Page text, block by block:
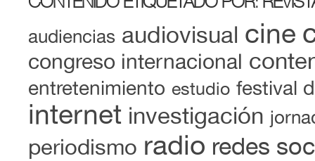
audiencias audiovisual cine
congreso internacional
entretenimiento estudio festival
internet investigación
periodismo radio redes